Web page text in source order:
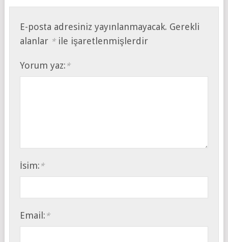
E-posta adresiniz yayınlanmayacak. Gerekli
alanlar *ile işaretlenmişlerdir
Yorum yaz: *
İsim: *
Email: *